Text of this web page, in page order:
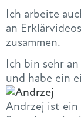
Ich arbeite
an
zusammen.
Ich bin sehr
und habe ein
Andrzej ist ein